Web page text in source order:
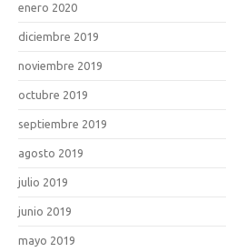
enero 2020
diciembre 2019
noviembre 2019
octubre 2019
septiembre 2019
agosto 2019
julio 2019
junio 2019
mayo 2019